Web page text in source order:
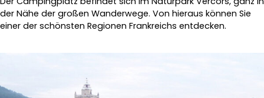
der Nähe der großen Wanderwege. Von hieraus können Sie
einer der schönsten Regionen Frankreichs entdecken.